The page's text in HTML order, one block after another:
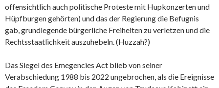
offensichtlich auch politische Proteste mit Hupkonzerten und
Hüpfburgen gehörten) und das der Regierung die Befugnis
gab, grundlegende bürgerliche Freiheiten zu verletzen und die
Rechtsstaatlichkeit auszuhebeln. (Huzzah?)
Das Siegel des Emegencies Act blieb von seiner
Verabschiedung 1988 bis 2022 ungebrochen, als die Ereignisse